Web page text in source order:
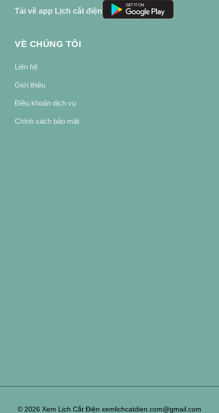
Tải về app Lịch cắt điện
VỀ CHÚNG TÔI
Liên hệ
Giới thiệu
Điều khoản dịch vụ
Chính sách bảo mật
© 2026 Xem Lịch Cắt Điện xemlichcatdien.com@gmail.com